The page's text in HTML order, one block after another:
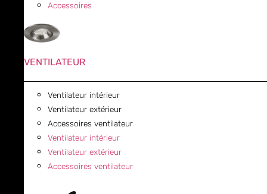
Accessoires
VENTILATEUR
Ventilateur intérieur
Ventilateur extérieur
Accessoires ventilateur
Ventilateur intérieur
Ventilateur extérieur
Accessoires ventilateur